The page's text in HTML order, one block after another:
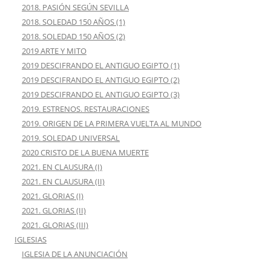
2018. PASIÓN SEGÚN SEVILLA
2018. SOLEDAD 150 AÑOS (1)
2018. SOLEDAD 150 AÑOS (2)
2019 ARTE Y MITO
2019 DESCIFRANDO EL ANTIGUO EGIPTO (1)
2019 DESCIFRANDO EL ANTIGUO EGIPTO (2)
2019 DESCIFRANDO EL ANTIGUO EGIPTO (3)
2019. ESTRENOS. RESTAURACIONES
2019. ORIGEN DE LA PRIMERA VUELTA AL MUNDO
2019. SOLEDAD UNIVERSAL
2020 CRISTO DE LA BUENA MUERTE
2021. EN CLAUSURA (I)
2021. EN CLAUSURA (II)
2021. GLORIAS (I)
2021. GLORIAS (II)
2021. GLORIAS (III)
IGLESIAS
IGLESIA DE LA ANUNCIACIÓN